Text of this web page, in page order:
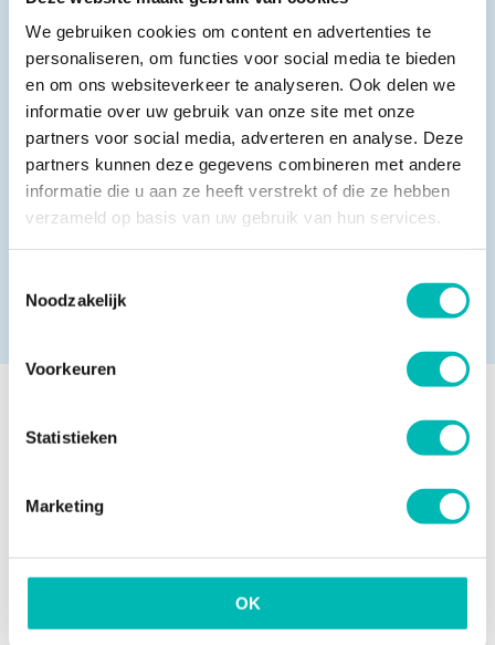
We gebruiken cookies om content en advertenties te
personaliseren, om functies voor social media te bieden
en om ons websiteverkeer te analyseren. Ook delen we
informatie over uw gebruik van onze site met onze
partners voor social media, adverteren en analyse. Deze
partners kunnen deze gegevens combineren met andere
informatie die u aan ze heeft verstrekt of die ze hebben
verzameld op basis van uw gebruik van hun services.
Noodzakelijk
Voorkeuren
Statistieken
Marketing
OK
positieve beleving in de lift bevorderen. “Met eCall
kun je de lift via een app bedienen. Zo kun je de lift
al naar je toehalen als je nog in de parkeergarage
loopt. Verder beschikt de lift over een groter eView-
beeldscherm. Kon de gebouwbeheerder hier eerst
alleen tekst en foto’s laten zien, nu kun je er ook
video’s tonen.”
Meer informatie over de Gen360 is te vinden op:
www.otis.com
Meer nieuws
hitte tijdelijk stilvallen